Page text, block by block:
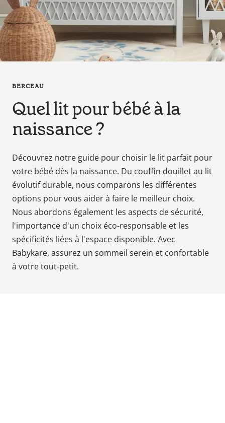
en
tant
que
parents
pour
la
grossesse
de
au
bain
avec
Papa.
Meilleurs
prix
sur
Babyphones,
coussins
BERCEAU
Quel lit pour bébé à la
naissance ?
Découvrez notre guide pour choisir le lit parfait pour
votre bébé dès la naissance. Du couffin douillet au lit
évolutif durable, nous comparons les différentes
options pour vous aider à faire le meilleur choix.
Nous abordons également les aspects de sécurité,
l'importance d'un choix éco-responsable et les
spécificités liées à l'espace disponible. Avec
Babykare, assurez un sommeil serein et confortable
à votre tout-petit.